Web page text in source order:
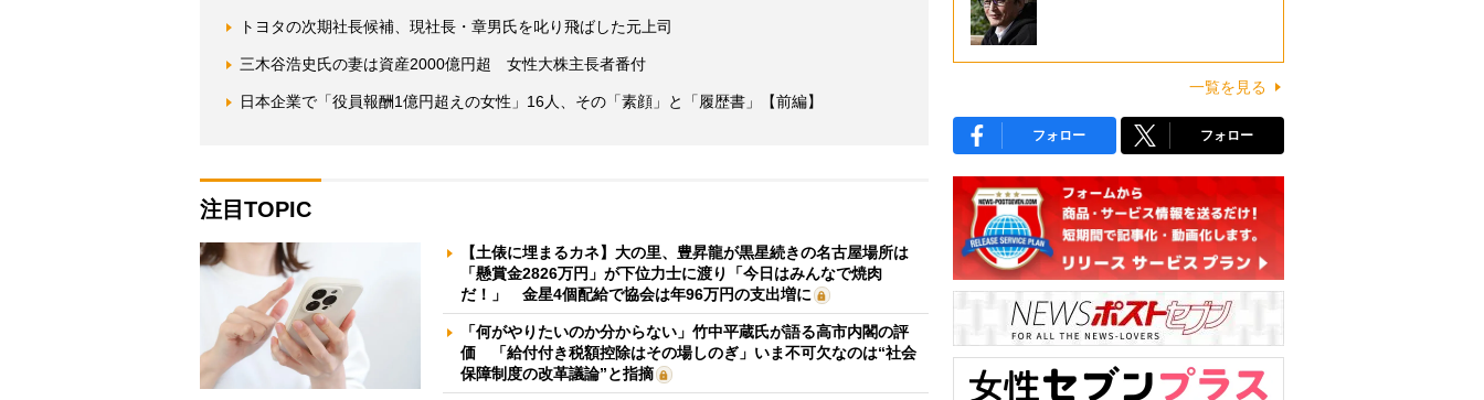
トヨタの次期社長候補、現社長・章男氏を叱り飛ばした元上司
三木谷浩史氏の妻は資産2000億円超 女性大株主長者番付
日本企業で「役員報酬1億円超えの女性」16人、その「素顔」と「履歴書」【前編】
注目TOPIC
【土俵に埋まるカネ】大の里、豊昇龍が黒星続きの名古屋場所は
「懸賞金2826万円」が下位力士に渡り「今日はみんなで焼肉
だ！」 金星4個配給で協会は年96万円の支出増に
「何がやりたいのか分からない」竹中平蔵氏が語る高市内閣の評
価 「給付付き税額控除はその場しのぎ」いま不可欠なのは“社会
保障制度の改革議論”と指摘
一覧を見る
フォロー フォロー